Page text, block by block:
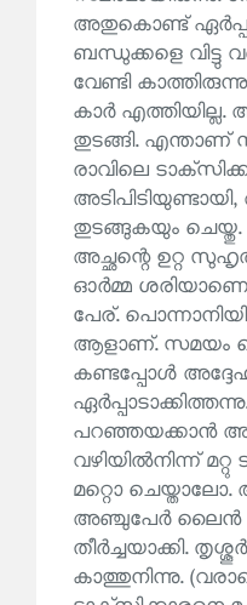
അതുകൊണ്ട്
ബന്ധുക്കളെ വിട്ടു
വേണ്ടി
കാർ എത്തിയില്ല.
തുടങ്ങി. എന്താണ്
രാവിലെ
തുടങ്ങുകയും ചെയ്തു.
അച്ഛന്റെ ഉറ്റ
ഓർമ്മ
പേര്.
ആളാണ്. സമയം
കണ്ടപ്പോൾ
പറഞ്ഞയക്കാൻ
വഴിയിൽനിന്ന്
മറ്റൊ
അഞ്ചുപേർ ലൈൻ
തീർച്ചയാക്കി.
കാത്തുനിന്നു.